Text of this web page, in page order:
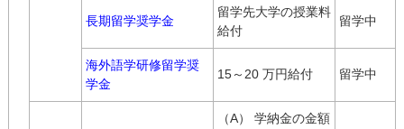
長期留学奨学金
留学先大学の授業料
給付
留学中
海外語学研修留学奨
学金
15～20 万円給付 留学中
（A） 学納金の金額